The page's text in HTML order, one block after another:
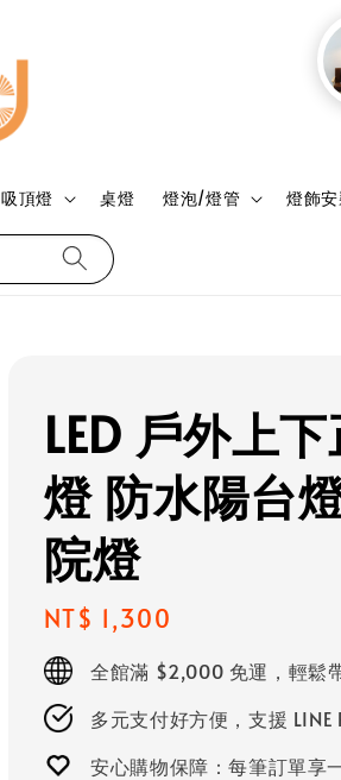
吸頂燈 桌燈 燈泡/燈管 燈飾
LED 戶外上
燈 防水陽台
院燈
Regular
price
NT$ 1,300
全館滿 $2,000 免運，輕鬆
多元支付好方便，支援
安心購物保障：每筆訂單享